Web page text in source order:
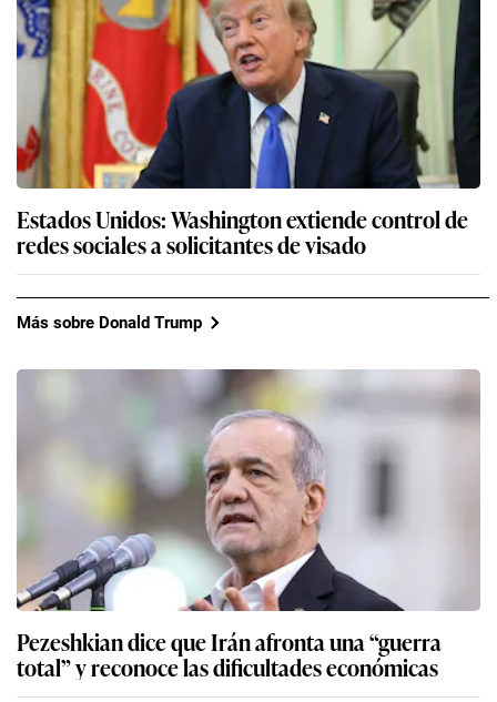
Estados Unidos: Washington extiende control de
redes sociales a solicitantes de visado
Más sobre Donald Trump
Pezeshkian dice que Irán afronta una “guerra
total” y reconoce las dificultades económicas